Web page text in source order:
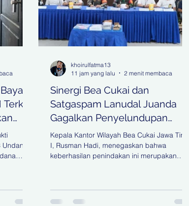
Pidana
Sinergi Bea Cukai dan
Satgaspam Lanudal Juanda
Gagalkan Penyelundupan
Narkotika di Bandara Juanda
Kepala Kantor Wilayah Bea Cukai Jawa Timur
I, Rusman Hadi, menegaskan bahwa
keberhasilan penindakan ini merupakan
risiko dan sinergi antaraparat penegak
khoirulfatma13
11 jam yang lalu
2 menit membaca